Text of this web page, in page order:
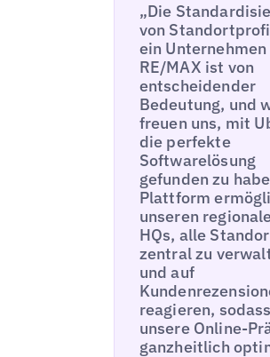
„Die
von
ein
RE/MAX ist von
entscheidender
Bedeutung, und
freuen uns, mit
die perfekte
Softwarelösung
gefunden zu
Plattform
unseren
HQs, alle
zentral zu
und auf
reagieren,
unsere Online-
ganzheitlich